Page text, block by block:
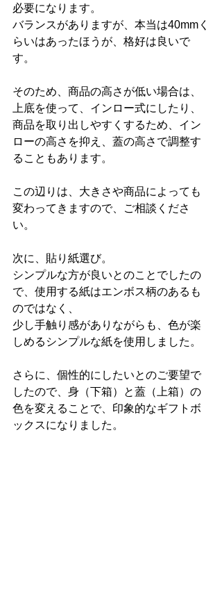
必要になります。
バランスがありますが、本当は40mmく
らいはあったほうが、格好は良いで
す。
そのため、商品の高さが低い場合は、
上底を使って、インロー式にしたり、
商品を取り出しやすくするため、イン
ローの高さを抑え、蓋の高さで調整す
ることもあります。
この辺りは、大きさや商品によっても
変わってきますので、ご相談くださ
い。
次に、貼り紙選び。
シンプルな方が良いとのことでしたの
で、使用する紙はエンボス柄のあるも
のではなく、
少し手触り感がありながらも、色が楽
しめるシンプルな紙を使用しました。
さらに、個性的にしたいとのご要望で
したので、身（下箱）と蓋（上箱）の
色を変えることで、印象的なギフトボ
ックスになりました。